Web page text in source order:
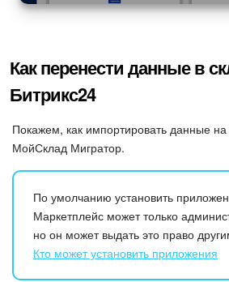
Как перенести данные в
Битрикс24
Покажем, как импортировать данные
МойСклад Мигратор.
По умолчанию установить
Маркетплейс может только
но он может выдать это право
Кто может установить приложения